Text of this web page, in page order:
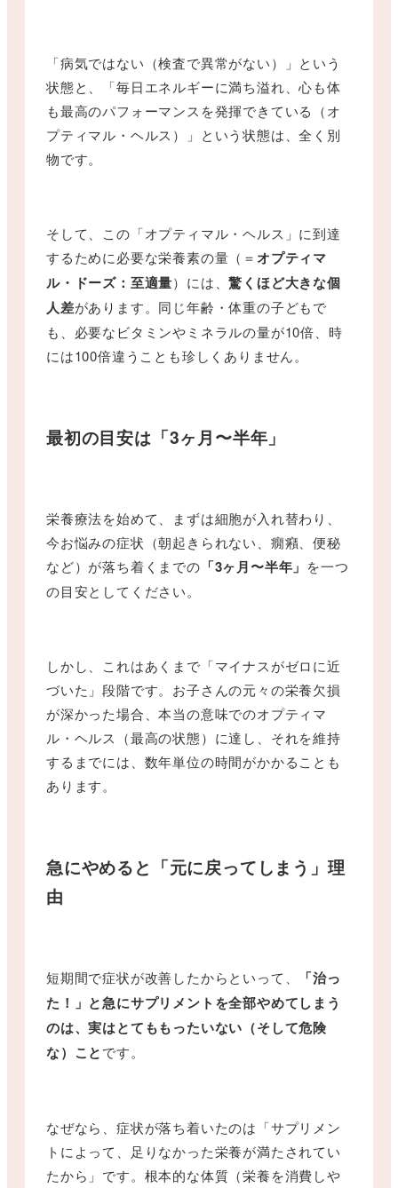
「病気ではない（検査で異常がない）」という
状態と、「毎日エネルギーに満ち溢れ、心も体
も最高のパフォーマンスを発揮できている（オ
プティマル・ヘルス）」という状態は、全く別
物です。
そして、この「オプティマル・ヘルス」に到達
するために必要な栄養素の量（＝オプティマ
ル・ドーズ：至適量）には、驚くほど大きな個
人差があります。同じ年齢・体重の子どもで
も、必要なビタミンやミネラルの量が10倍、時
には100倍違うことも珍しくありません。
最初の目安は「3ヶ月〜半年」
栄養療法を始めて、まずは細胞が入れ替わり、
今お悩みの症状（朝起きられない、癇癪、便秘
など）が落ち着くまでの 「3ヶ月〜半年」 を一つ
の目安としてください。
しかし、これはあくまで「マイナスがゼロに近
づいた」段階です。お子さんの元々の栄養欠損
が深かった場合、本当の意味でのオプティマ
ル・ヘルス（最高の状態）に達し、それを維持
するまでには、数年単位の時間がかかることも
あります。
急にやめると「元に戻ってしまう」理
由
短期間で症状が改善したからといって、
「治っ
た！」と急にサプリメントを全部やめてしまう
のは、実はとてももったいない（そして危険
な）ことです。
なぜなら、症状が落ち着いたのは「サプリメン
トによって、足りなかった栄養が満たされてい
たから」です。根本的な体質（栄養を消費しや